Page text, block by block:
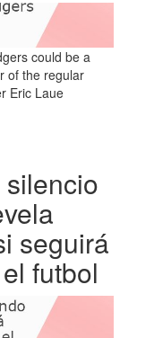
could be a
of the regular
Eric Laue
seguirá
futbol